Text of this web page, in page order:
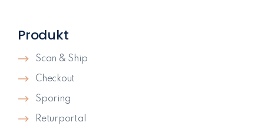
Produkt
Scan & Ship
Checkout
Sporing
Returportal